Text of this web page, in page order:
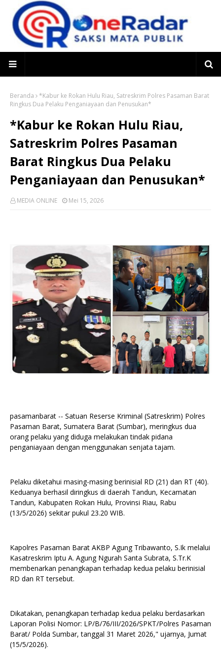
Beranda
*Kabur ke Rokan Hulu Riau, Satreskrim Polres Pasaman Barat
Ringkus Dua Pelaku Penganiayaan dan Penusukan*
*Kabur ke Rokan Hulu Riau,
Satreskrim Polres Pasaman
Barat Ringkus Dua Pelaku
Penganiayaan dan Penusukan*
MEDIA ONLINE Mei 15, 2026
pasamanbarat -- Satuan Reserse Kriminal (Satreskrim) Polres
Pasaman Barat, Sumatera Barat (Sumbar), meringkus dua
orang pelaku yang diduga melakukan tindak pidana
penganiayaan dengan menggunakan senjata tajam.
Pelaku diketahui masing-masing berinisial RD (21) dan RT (40).
Keduanya berhasil diringkus di daerah Tandun, Kecamatan
Tandun, Kabupaten Rokan Hulu, Provinsi Riau, Rabu
(13/5/2026) sekitar pukul 23.20 WIB.
Kapolres Pasaman Barat AKBP Agung Tribawanto, S.Ik melalui
Kasatreskrim Iptu A. Agung Ngurah Santa Subrata, S.Tr.K
membenarkan penangkapan terhadap kedua pelaku berinisial
RD dan RT tersebut.
Dikatakan, penangkapan terhadap kedua pelaku berdasarkan
Laporan Polisi Nomor: LP/B/76/III/2026/SPKT/Polres Pasaman
Barat/ Polda Sumbar, tanggal 31 Maret 2026," ujarnya, Jumat
(15/5/2026).